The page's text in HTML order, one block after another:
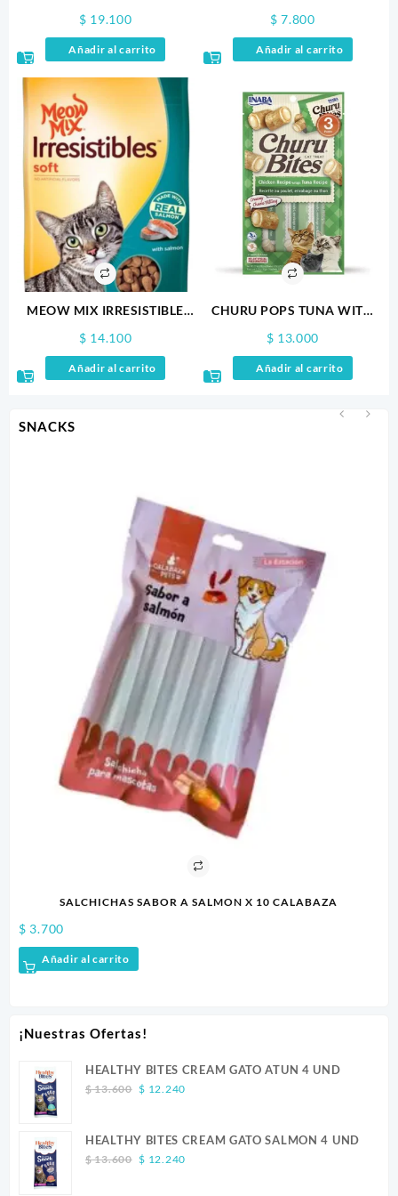
SNACKS
SALCHICHAS SABOR A SALMON X 10 CALABAZA
$ 3.700
Añadir al carrito
¡Nuestras Ofertas!
HEALTHY BITES CREAM GATO ATUN 4 UND
$13.600 Original
$ 13.600.
$ 12.240Current
$ 12.240.
HEALTHY BITES CREAM GATO SALMON 4 UND
$13.600 Original
$ 12.240Current
$ 19.100
Añadir al carrito
$ 7.800
Añadir al carrito
MEOW MIX IRRESISTIBLE
$ 14.100
Añadir al carrito
CHURU POPS TUNA WITH
$ 13.000
Añadir al carrito